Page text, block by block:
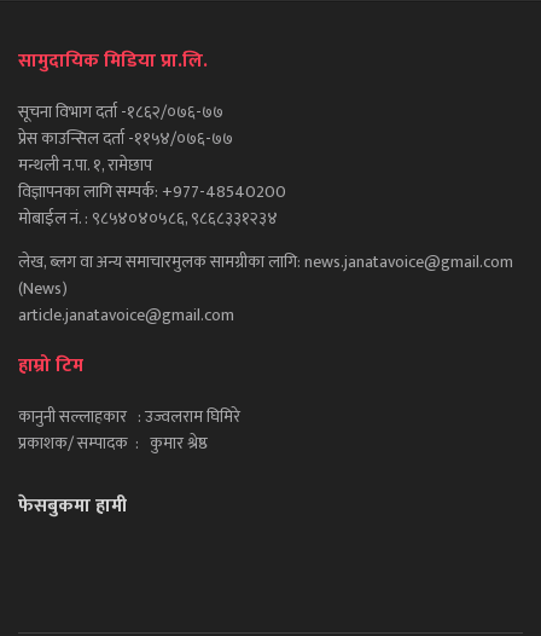
सामुदायिक मिडिया प्रा.लि.
सूचना विभाग दर्ता -१८६२/०७६-७७
प्रेस काउन्सिल दर्ता -११५४/०७६-७७
मन्थली न.पा. १, रामेछाप
विज्ञापनका लागि सम्पर्क: +977-48540200
मोबाईल नं. : ९८५४०४०५८६, ९८६८३३१२३४
लेख, ब्लग वा अन्य समाचारमुलक सामग्रीका लागि: news.janatavoice@gmail.com
(News)
article.janatavoice@gmail.com
हाम्रो टिम
कानुनी सल्लाहकार : उज्वलराम घिमिरे
प्रकाशक/ सम्पादक : कुमार श्रेष्ठ
फेसबुकमा हामी